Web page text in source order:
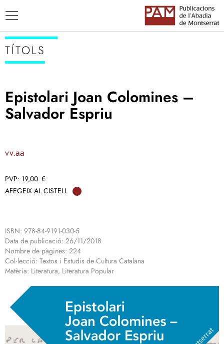
TÍTOLS
AUTORS
TÍTOLS
Epistolari Joan Colomines –
Salvador Espriu
vv.aa
19,00 €
AFEGEIX AL CISTELL
ISBN: 978-84-9191-030-5
Data de publicació: 26/11/2018
Nombre de pàgines: 224
Col·lecció: Textos i Estudis de Cultura Catalana
Matèria: Literatura, Literatura Popular